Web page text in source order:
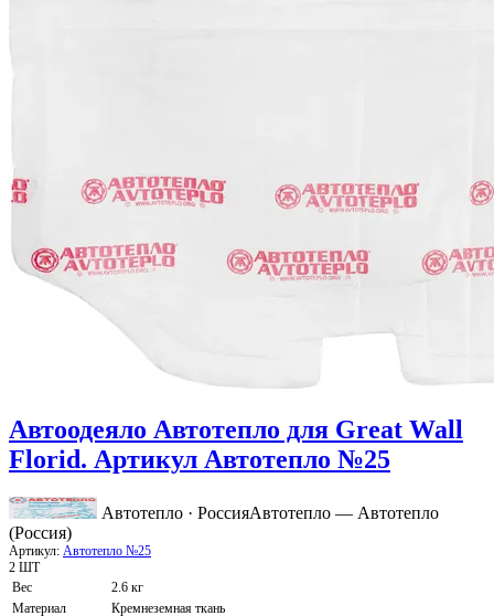
Автоодеяло Автотепло для Great Wall
Florid. Артикул Автотепло №25
Автотепло · РоссияАвтотепло — Автотепло
(Россия)
Артикул: Автотепло №25
2 ШТ
Вес
2.6 кг
Материал
Кремнеземная ткань